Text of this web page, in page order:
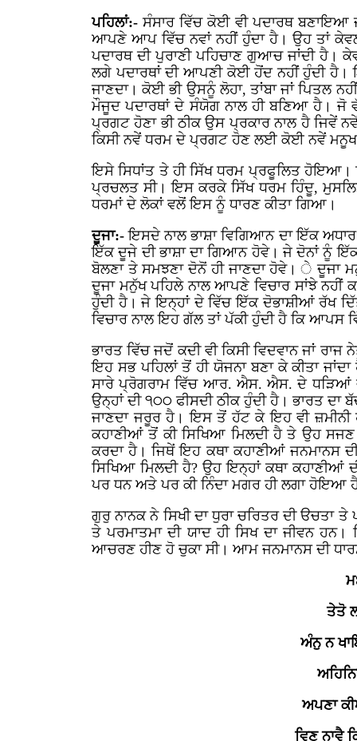
ਪਹਿਲਾਂ:-ਸੰਸਾਰ ਵਿੱਚ ਕੋਈ ਵੀ ਪਦਾਰਥ ਬਣਾਇਆ
ਆਪਣੇ ਆਪ ਵਿੱਚ ਨਵਾਂ ਨਹੀਂ ਹੁੰਦਾ ਹੈ। ਉਹ ਤਾਂ
ਪਦਾਰਥ ਦੀ ਪੁਰਾਣੀ ਪਹਿਚਾਣ ਗੁਆਚ ਜਾਂਦੀ ਹੈ।
ਲਗੇ ਪਦਾਰਥਾਂ ਦੀ ਆਪਣੀ ਕੋਈ ਹੋਂਦ ਨਹੀਂ ਹੁੰਦੀ
ਜਾਣਦਾ। ਕੋਈ ਭੀ ਉਸਨੂੰ ਲੋਹਾ, ਤਾਂਬਾ ਜਾਂ ਪਿਤਲ
ਮੌਜੂਦ ਪਦਾਰਥਾਂ ਦੇ ਸੰਯੋਗ ਨਾਲ ਹੀ ਬਣਿਆ ਹੈ। ਜੋ
ਪ੍ਰਗਟ ਹੋਣਾ ਭੀ ਠੀਕ ਉਸ ਪ੍ਰਕਾਰ ਨਾਲ ਹੈ ਜਿਵੇਂ
ਕਿਸੀ ਨਵੇਂ ਧਰਮ ਦੇ ਪ੍ਰਗਟ ਹੋਣ ਲਈ ਕੋਈ ਨਵੇਂ ਮਨੂਖ
ਇਸੇ ਸਿਧਾਂਤ ਤੇ ਹੀ ਸਿੱਖ ਧਰਮ ਪ੍ਰਫੂਲਿਤ ਹੋਇਆ।
ਪ੍ਰਚਲਤ ਸੀ। ਇਸ ਕਰਕੇ ਸਿੱਖ ਧਰਮ ਹਿੰਦੂ,
ਧਰਮਾਂ ਦੇ ਲੋਕਾਂ ਵਲੋਂ ਇਸ ਨੂੰ ਧਾਰਣ ਕੀਤਾ ਗਿਆ।
ਦੂਜਾ:-ਇਸਦੇ ਨਾਲ ਭਾਸ਼ਾ ਵਿਗਿਆਨ ਦਾ ਇੱਕ
ਇੱਕ ਦੂਜੇ ਦੀ ਭਾਸ਼ਾ ਦਾ ਗਿਆਨ ਹੋਵੇ। ਜੇ ਦੋਨਾਂ ਨੂੰ ਇੱਕ
ਬੋਲਣਾ ਤੇ ਸਮਝਣਾ ਦੋਨੋਂ ਹੀ ਜਾਣਦਾ ਹੋਵੇ। ੇ ਦੂਜਾ
ਦੂਜਾ ਮਨੁੱਖ ਪਹਿਲੇ ਨਾਲ ਆਪਣੇ ਵਿਚਾਰ ਸਾਂਝੇ ਨਹੀਂ
ਹੁੰਦੀ ਹੈ। ਜੇ ਇਨ੍ਹਾਂ ਦੇ ਵਿੱਚ ਇੱਕ ਦੋਭਾਸ਼ੀਆਂ ਰੱਖ
ਵਿਚਾਰ ਨਾਲ ਇਹ ਗੱਲ ਤਾਂ ਪੱਕੀ ਹੁੰਦੀ ਹੈ ਕਿ
ਭਾਰਤ ਵਿੱਚ ਜਦੋਂ ਕਦੀ ਵੀ ਕਿਸੀ ਵਿਦਵਾਨ ਜਾਂ
ਇਹ ਸਭ ਪਹਿਲਾਂ ਤੋਂ ਹੀ ਯੋਜਨਾ ਬਣਾ ਕੇ ਕੀਤਾ
ਸਾਰੇ ਪ੍ਰੋਗਰਾਮ ਵਿੱਚ ਆਰ. ਐਸ. ਐਸ. ਦੇ ਧੜਿਆਂ
ਉਨ੍ਹਾਂ ਦੀ ੧੦੦ ਫੀਸਦੀ ਠੀਕ ਹੁੰਦੀ ਹੈ। ਭਾਰਤ
ਜਾਣਦਾ ਜਰੂਰ ਹੈ। ਇਸ ਤੋਂ ਹੱਟ ਕੇ ਇਹ ਵੀ
ਕਹਾਣੀਆਂ ਤੋਂ ਕੀ ਸਿਖਿਆ ਮਿਲਦੀ ਹੈ ਤੇ ਉਹ
ਕਰਦਾ ਹੈ। ਜਿਥੇਂ ਇਹ ਕਥਾ ਕਹਾਣੀਆਂ ਜਨਮਾਨਸ
ਸਿਖਿਆ ਮਿਲਦੀ ਹੈ? ਉਹ ਇਨ੍ਹਾਂ ਕਥਾ
ਪਰ ਧਨ ਅਤੇ ਪਰ ਕੀ ਨਿੰਦਾ ਮਗਰ ਹੀ ਲਗਾ ਹੋਇਆ
ਗੁਰੁ ਨਾਨਕ ਨੇ ਸਿਖੀ ਦਾ ਧੁਰਾ ਚਰਿਤਰ ਦੀ ੳਚਤਾ
ਤੇ ਪਰਮਾਤਮਾ ਦੀ ਯਾਦ ਹੀ ਸਿਖ ਦਾ ਜੀਵਨ
ਆਚਰਣ ਹੀਣ ਹੋ ਚੁਕਾ ਸੀ। ਆਮ ਜਨਮਾਨਸ ਦੀ
ਤੇਤੋ
ਅੰਨੁ ਨ
ਅਪਣਾ
ਵਿਣੁ ਨਾਵੈ